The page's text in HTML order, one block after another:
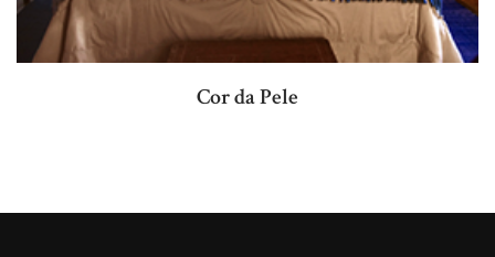
Cor da Pele